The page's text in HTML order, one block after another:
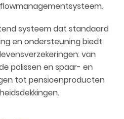
systeem dat standaard
en ondersteuning biedt
van
polissen en spaar- en
tot pensioenproducten